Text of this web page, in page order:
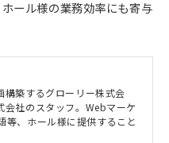
ール様の業務効率にも寄与
構築するグローリー株式会
会社のスタッフ。Webマーケ
等、ホール様に提供すること